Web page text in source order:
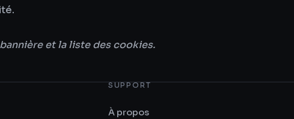
et la liste des cookies.
SUPPORT
À propos